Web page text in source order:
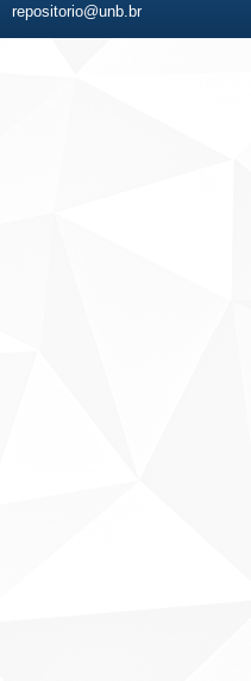
repositorio@unb.br